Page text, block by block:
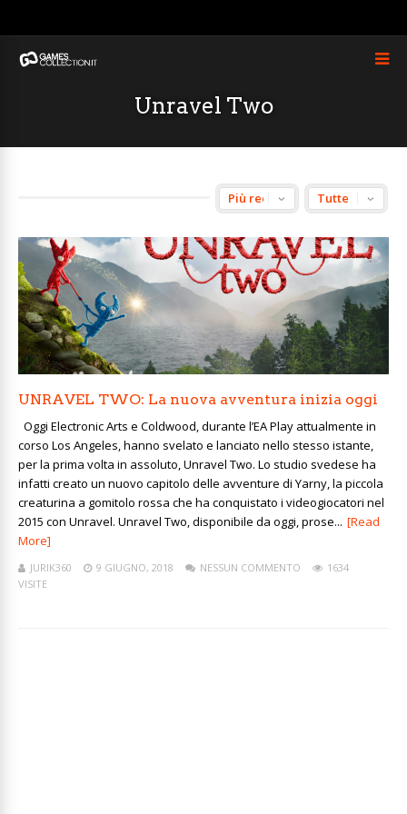
Unravel Two
UNRAVEL TWO: La nuova avventura inizia oggi
Oggi Electronic Arts e Coldwood, durante l’EA Play attualmente in
corso Los Angeles, hanno svelato e lanciato nello stesso istante,
per la prima volta in assoluto, Unravel Two. Lo studio svedese ha
infatti creato un nuovo capitolo delle avventure di Yarny, la piccola
creaturina a gomitolo rossa che ha conquistato i videogiocatori nel
2015 con Unravel. Unravel Two, disponibile da oggi, prose... [Read
More]
JURIK360 9 GIUGNO, 2018 NESSUN COMMENTO
1634
VISITE